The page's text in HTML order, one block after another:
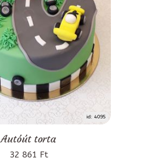
id: 4095
Autóút torta
32 861 Ft